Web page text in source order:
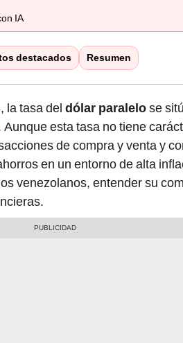
IA
destacados Resumen
la tasa del dólar paralelose
Aunque esta tasa no tiene
de compra y venta y
en un entorno de alta
venezolanos, entender su